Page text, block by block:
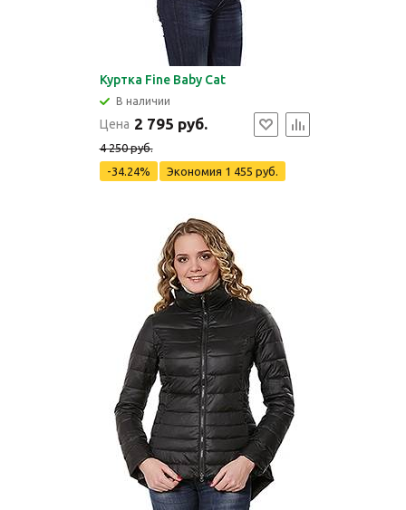
Куртка Fine Baby Cat
В наличии
Цена 2 795 руб.
4 250 руб.
-34.24%
Экономия 1 455 руб.